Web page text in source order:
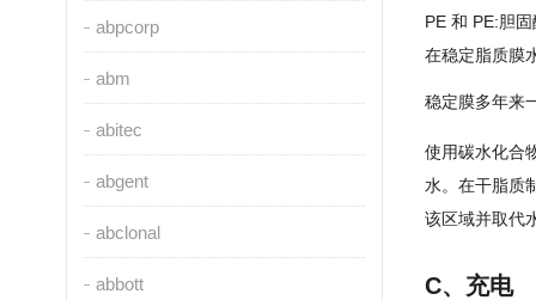
abpcorp
abm
abitec
abgent
abclonal
abbott
PE 和 PE:胆
在稳定脂质膜
稳定膜多年来
使用碳水化合
水。 在干脂质
该区域并取代
C、充电